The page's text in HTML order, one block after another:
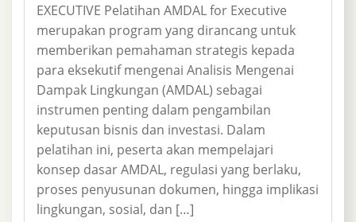
EXECUTIVE Pelatihan AMDAL for Executive
merupakan program yang dirancang untuk
memberikan pemahaman strategis kepada
para eksekutif mengenai Analisis Mengenai
Dampak Lingkungan (AMDAL) sebagai
instrumen penting dalam pengambilan
keputusan bisnis dan investasi. Dalam
pelatihan ini, peserta akan mempelajari
konsep dasar AMDAL, regulasi yang berlaku,
proses penyusunan dokumen, hingga implikasi
lingkungan, sosial, dan […]